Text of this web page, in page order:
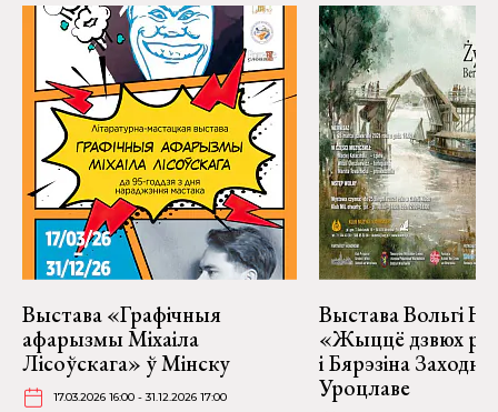
Выстава «Графічныя
афарызмы Міхаіла
Лісоўскага» ў Мінску
17.03.2026 16:00 - 31.12.2026 17:00
Выстава Вольгі
«Жыццё дзвюх
і Бярэзіна
Уроцлаве